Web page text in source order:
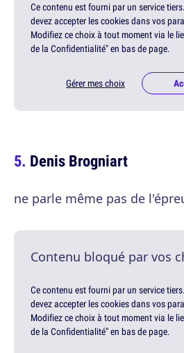
Ce contenu est fourni par un service
devez accepter les cookies dans vos
Modifiez ce choix à tout moment via le
de la Confidentialité" en bas de page.
Gérer mes choix
Denis Brogniart
ne parle même pas de
Contenu bloqué par vos
Ce contenu est fourni par un service
devez accepter les cookies dans vos
Modifiez ce choix à tout moment via le
de la Confidentialité" en bas de page.